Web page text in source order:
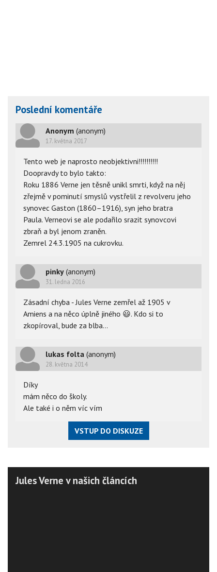
Poslední komentáře
Anonym (anonym)
17. května 2017
Tento web je naprosto neobjektivni!!!!!!!!!!
Doopravdy to bylo takto:
Roku 1886 Verne jen těsně unikl smrti, když na něj
zřejmě v pominutí smyslů vystřelil z revolveru jeho
synovec Gaston (1860–1916), syn jeho bratra
Paula. Verneovi se ale podařilo srazit synovcovi
zbraň a byl jenom zraněn.
Zemrel 24.3.1905 na cukrovku.
pinky (anonym)
31. ledna 2016
Zásadní chyba - Jules Verne zemřel až 1905 v
Amiens a na něco úplně jiného 😃. Kdo si to
zkopíroval, bude za blba...
lukas folta (anonym)
28. května 2014
Díky
mám něco do školy.
Ale také i o něm víc vím
VSTUP DO DISKUZE
Jules Verne v našich článcích